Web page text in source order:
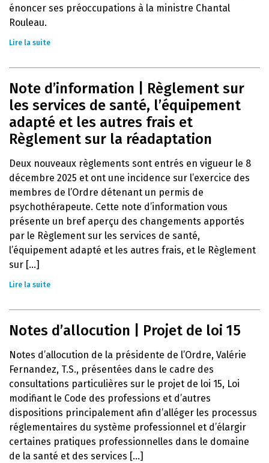
énoncer ses préoccupations à la ministre Chantal
Rouleau.
Lire la suite
Note d’information | Règlement sur
les services de santé, l’équipement
adapté et les autres frais et
Règlement sur la réadaptation
Deux nouveaux règlements sont entrés en vigueur le 8
décembre 2025 et ont une incidence sur l’exercice des
membres de l’Ordre détenant un permis de
psychothérapeute. Cette note d’information vous
présente un bref aperçu des changements apportés
par le Règlement sur les services de santé,
l’équipement adapté et les autres frais, et le Règlement
sur [...]
Lire la suite
Notes d’allocution | Projet de loi 15
Notes d’allocution de la présidente de l’Ordre, Valérie
Fernandez, T.S., présentées dans le cadre des
consultations particulières sur le projet de loi 15, Loi
modifiant le Code des professions et d’autres
dispositions principalement afin d’alléger les processus
réglementaires du système professionnel et d’élargir
certaines pratiques professionnelles dans le domaine
de la santé et des services [...]